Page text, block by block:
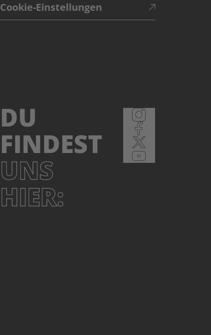
Cookie-Einstellungen
DU
FINDEST
UNS
HIER: